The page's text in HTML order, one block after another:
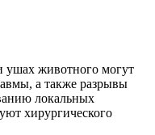
ушах животного могут
а также разрывы
локальных
хирургического